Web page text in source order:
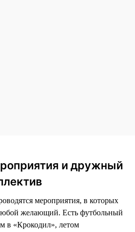
и дружный
мероприятия, в которых
желающий. Есть футбольный
в «Крокодил», летом